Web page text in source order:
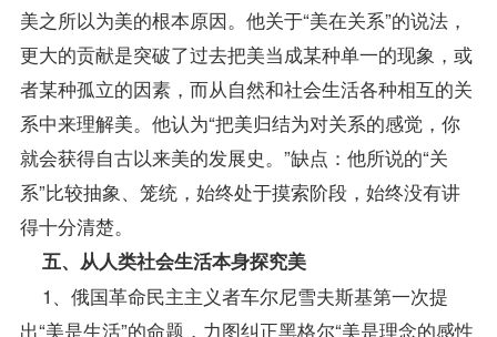
美之所以为美的根本原因。他关于“美在关系”的说法，
更大的贡献是突破了过去把美当成某种单一的现象，或
者某种孤立的因素，而从自然和社会生活各种相互的关
系中来理解美。他认为“把美归结为对关系的感觉，你
就会获得自古以来美的发展史。”缺点：他所说的“关
系”比较抽象、笼统，始终处于摸索阶段，始终没有讲
得十分清楚。
五、从人类社会生活本身探究美
1、俄国革命民主主义者车尔尼雪夫斯基第一次提
出“美是生活”的命题，力图纠正黑格尔“美是理念的感性